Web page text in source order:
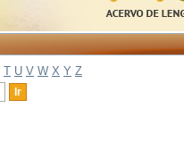
T U V W X Y Z